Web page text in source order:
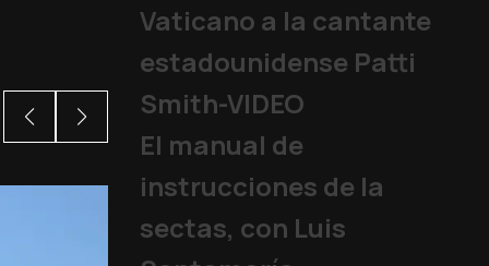
Vaticano a la cantante
estadounidense Patti
Smith-VIDEO
El manual de
instrucciones de la
sectas, con Luis